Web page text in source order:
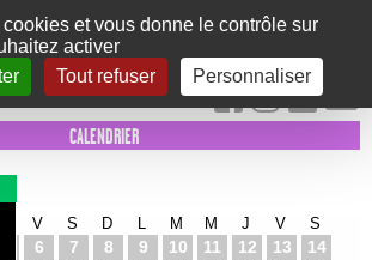
des cookies
et vous donne le contrôle sur
activer
Tout refuser Personnaliser
THÉÂTRE KIDS EXPOS EVENTS
CALENDRIER
V
6
S
7
D
8 9
M
10
M
11
J
12
V
13
S
14